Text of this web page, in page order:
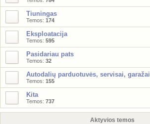
Tiuningas
Temos: 174
Eksploatacija
Temos: 595
Pasidariau pats
Temos: 32
Autodalių parduotuvės, servisai, garažai
Temos: 155
Kita
Temos: 737
Aktyvios temos